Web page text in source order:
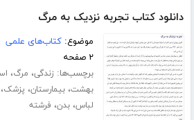
دانلود کتاب تجربه نزدیک به مرگ
موضوع:کتاب‌های علمی
۲ صفحه
برچسب‌ها: زندگی، مرگ،
بهشت،بیمارستان، پزشک،
لباس،بدن، فرشته